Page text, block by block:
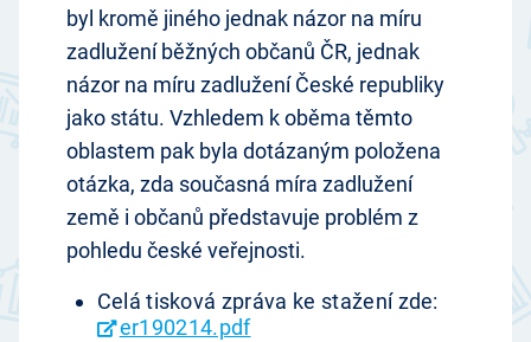
byl kromě jiného jednak názor na míru
zadlužení běžných občanů ČR, jednak
názor na míru zadlužení České republiky
jako státu. Vzhledem k oběma těmto
oblastem pak byla dotázaným položena
otázka, zda současná míra zadlužení
země i občanů představuje problém z
pohledu české veřejnosti.
Celá tisková zpráva ke stažení zde:
er190214.pdf